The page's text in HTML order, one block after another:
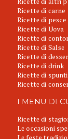
Ricette di carne
Ricette di pesce
Ricette di Uova
Ricette di
Ricette di Salse
Ricette di
Ricette di drink
Ricette di
Ricette di
I MENU DI
Ricette di
Le occasioni